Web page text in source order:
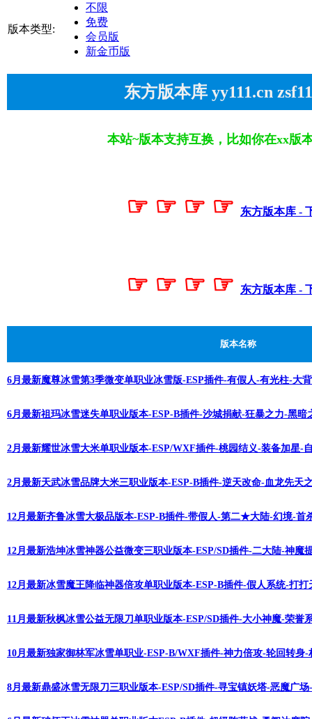
版本类型:
不限
免费
会员版
新金币版
东方版本库 yy111.cn
本站~版本支持互换，比如你在xx版
☞ ☞ ☞ ☞ 东方版本库 -
☞ ☞ ☞ ☞ 东方版本库 -
版本名称
6月最新魔尊冰雪第3季微变单职业冰雪版-ESP插件-有假人-有光柱-大
6月最新祖玛冰雪迷失单职业版本-ESP-B插件-沙城捐献-狂暴之力-黑
2月最新耀世冰雪大米单职业版本-ESP/WXF插件-桃园结义-装备加星-
2月最新天武冰雪品牌大米三职业版本-ESP-B插件-逆天改命-血龙先天
12月最新齐鲁冰雪大极品版本-ESP-B插件-带假人-第二★大陆-幻境-首
12月最新浩坤冰雪神器公益微变三职业版本-ESP/SD插件-二大陆-神魔
12月最新冰雪魔王降临神器倍攻单职业版本-ESP-B插件-假人系统-打
11月最新秋枫冰雪公益无限刀单职业版本-ESP/SD插件-大小神魔-荣誉
10月最新独家御林军冰雪单职业-ESP-B/WXF插件-神力倍攻-轮回转身
8月最新鼎盛冰雪无限刀三职业版本-ESP/SD插件-寻宝镇妖塔-恶魔广